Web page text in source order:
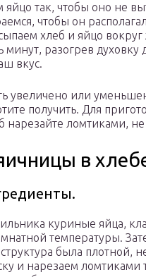
яйцо так, чтобы оно не
чтобы он
хлеб и яйцо
минут, разогрев духовку
вкус.
увеличено или
получить. Для
ломтиками, не
в
куриные яйца,
температуры.
была плотной,
и нарезаем ломтиками